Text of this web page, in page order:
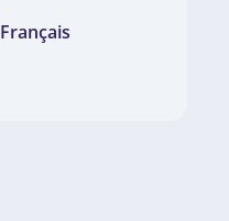
Français